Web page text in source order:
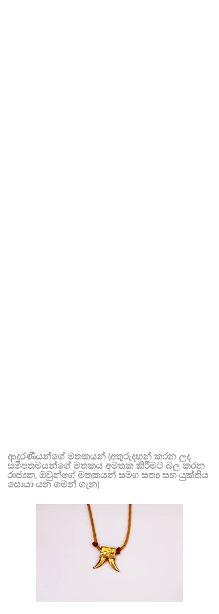
ආදරණීයන්ගේ මතකයන් (අතුරුදහන් කරන ලද
සමීපතමයන්ගේ මතකය අමතක කිරීමට බල කරන
රාජ්‍යක, ඔවුන්ගේ මතකයන් සමග සත්‍ය සහ යුක්තිය
සොයා යන ගමන් ගැන)